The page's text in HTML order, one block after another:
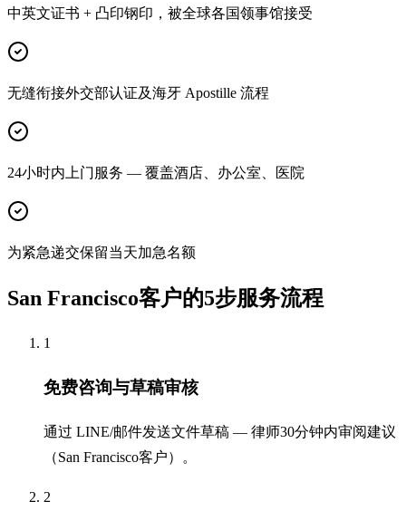
中英文证书 + 凸印钢印，被全球各国领事馆接受
无缝衔接外交部认证及海牙 Apostille 流程
24小时内上门服务 — 覆盖酒店、办公室、医院
为紧急递交保留当天加急名额
San Francisco客户的5步服务流程
1
免费咨询与草稿审核
通过 LINE/邮件发送文件草稿 — 律师30分钟内审阅建议
（San Francisco客户）。
2